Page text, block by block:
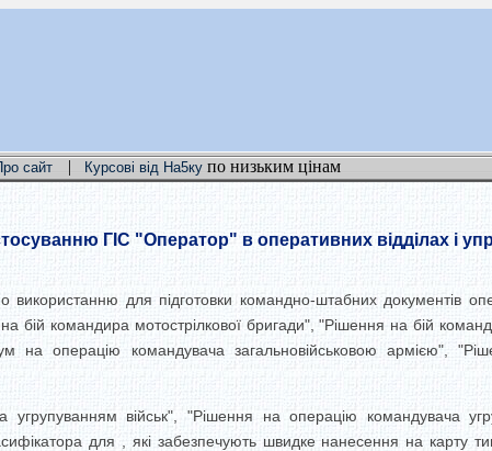
сайт | Курсові від На5ку по низьким цінам
ГІС "Оператор" в оперативних відділах і
для підготовки командно-штабних документів
командира мотострілкової бригади", "Рішення на бій
на операцію командувача загальновійськовою армією",
військ", "Рішення на операцію командувача
для , які забезпечують швидке нанесення на карту